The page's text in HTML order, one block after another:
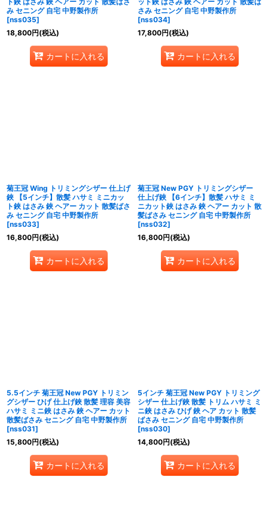
み セニング 自宅 中野製作所
[nss035]
18,800円(税込)
カートに入れる
さみ セニング 自宅 中野製作所
[nss034]
17,800円(税込)
カートに入れる
菊王冠 Wing トリミングシザー 仕上げ
鋏 【5インチ】散髪 ハサミ ミニカッ
ト鋏 はさみ 鋏 ヘアー カット 散髪ばさ
み セニング 自宅 中野製作所
[nss033]
16,800円(税込)
カートに入れる
菊王冠 New PGY トリミングシザー
仕上げ鋏 【6インチ】散髪 ハサミ ミ
ニカット鋏 はさみ 鋏 ヘアー カット 散
髪ばさみ セニング 自宅 中野製作所
[nss032]
16,800円(税込)
カートに入れる
5.5インチ 菊王冠 New PGY トリミン
グシザー ひげ 仕上げ鋏 散髪 理容 美容
ハサミ ミニ鋏 はさみ 鋏 ヘアー カット
散髪ばさみ セニング 自宅 中野製作所
[nss031]
15,800円(税込)
カートに入れる
5インチ 菊王冠 New PGY トリミング
シザー 仕上げ鋏 散髪 トリム ハサミ ミ
ニ鋏 はさみ ひげ 鋏 ヘア カット 散髪
ばさみ セニング 自宅 中野製作所
[nss030]
14,800円(税込)
カートに入れる